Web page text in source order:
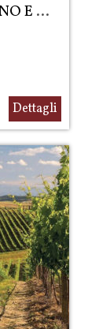
“TROILO” PRODUTTORI DI VINO E OLIO
Dettagli